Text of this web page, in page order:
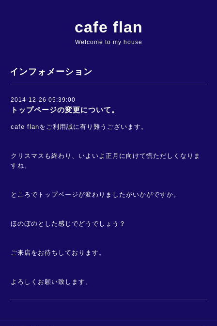
cafe flan
Welcome to my house
インフォメーション
2014-12-26 05:39:00
トップページの変更について。
cafe flanをご利用誠に有り難うございます。
クリスマスも終わり、いよいよ正月に向けて慌ただしくなりま
すね。
ところでトップページが変わりましたがいかがですか。
ほのぼのとした感じでどうでしょう？
ご来店をお待ちしております。
よろしくお願い致します。